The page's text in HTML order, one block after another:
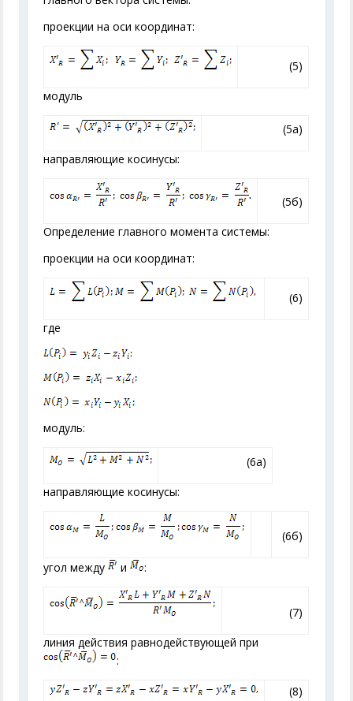
проекции на оси координат:
(5)
модуль
(5a)
направляющие косинусы:
(5б)
Определение главного момента системы:
проекции на оси координат:
(6)
где
модуль:
(6a)
направляющие косинусы:
(6б)
угол между и :
(7)
линия действия равнодействующей при
:
(8)